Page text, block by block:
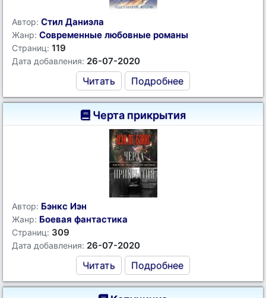
Автор: Стил Даниэла
Жанр: Современные любовные романы
Страниц: 119
Дата добавления: 26-07-2020
Читать Подробнее
Черта прикрытия
Автор: Бэнкс Иэн
Жанр: Боевая фантастика
Страниц: 309
Дата добавления: 26-07-2020
Читать Подробнее